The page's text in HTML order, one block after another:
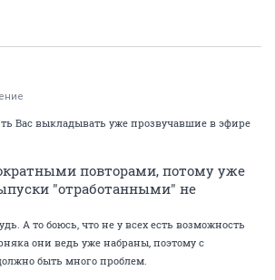
Вас выкладывать уже прозвучавшие в эфире
повторами, потому уже
"отработанными" не
А то боюсь, что не у всех есть возможность
они ведь уже набраны, поэтому с
быть много проблем.